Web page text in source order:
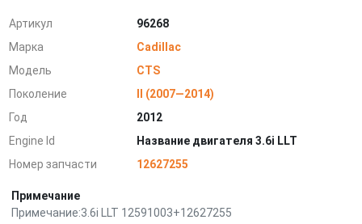
Артикул
96268
Марка
Cadillac
Модель
CTS
Поколение
II (2007—2014)
Год
2012
Engine Id
Название двигателя 3.6i LLT
Номер запчасти
12627255
Примечание
Примечание:3.6i LLT 12591003+12627255